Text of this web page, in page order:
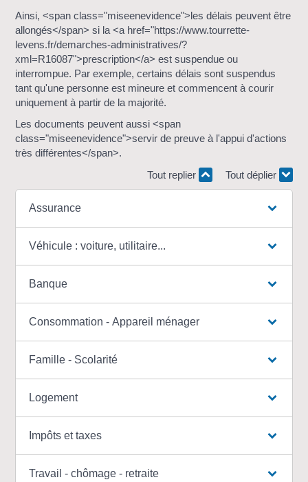
Ainsi, <span class="miseenevidence">les délais peuvent être
allongés</span> si la <a href="https://www.tourrette-
levens.fr/demarches-administratives/?
xml=R16087">prescription</a> est suspendue ou
interrompue. Par exemple, certains délais sont suspendus
tant qu'une personne est mineure et commencent à courir
uniquement à partir de la majorité.
Les documents peuvent aussi <span
class="miseenevidence">servir de preuve à l'appui d'actions
très différentes</span>.
Tout replier
Tout déplier
Assurance
Véhicule : voiture, utilitaire...
Banque
Consommation - Appareil ménager
Famille - Scolarité
Logement
Impôts et taxes
Travail - chômage - retraite